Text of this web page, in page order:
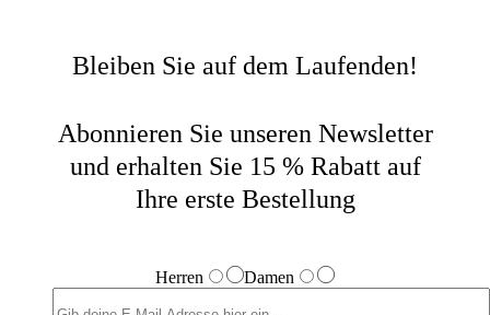
Bleiben Sie auf dem Laufenden!
Abonnieren Sie unseren Newsletter
und erhalten Sie 15 % Rabatt auf
Ihre erste Bestellung
Herren Damen